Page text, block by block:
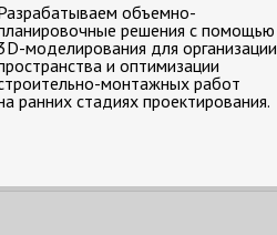
объемно-
решения с помощью
моделирования для организации
и оптимизации
монтажных работ
ранних стадиях проектирования.